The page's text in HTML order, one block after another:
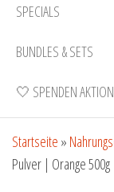
SPECIALS
BUNDLES & SETS
🤍 SPENDEN
Startseite »
Pulver | Orange 500g